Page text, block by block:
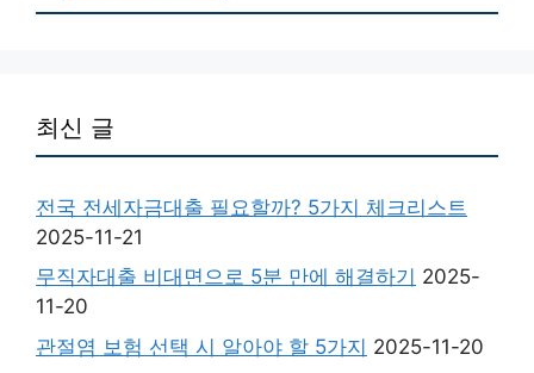
최신 글
전국 전세자금대출 필요할까? 5가지 체크리스트
2025-11-21
무직자대출 비대면으로 5분 만에 해결하기 2025-
11-20
관절염 보험 선택 시 알아야 할 5가지 2025-11-20